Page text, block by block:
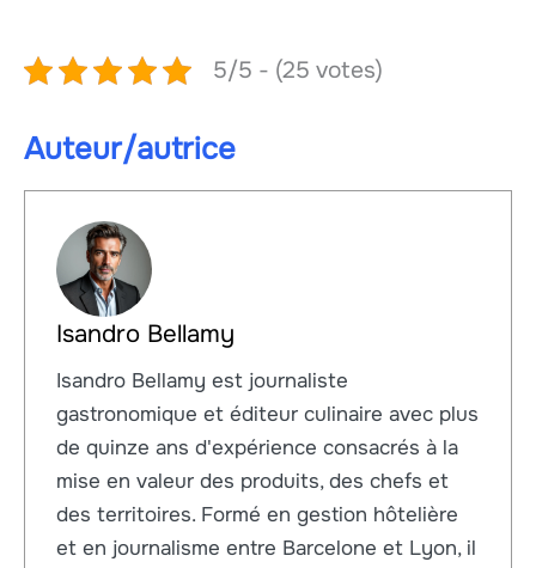
5/5 - (25 votes)
Auteur/autrice
Isandro Bellamy
Isandro Bellamy est journaliste
gastronomique et éditeur culinaire avec plus
de quinze ans d'expérience consacrés à la
mise en valeur des produits, des chefs et
des territoires. Formé en gestion hôtelière
et en journalisme entre Barcelone et Lyon, il